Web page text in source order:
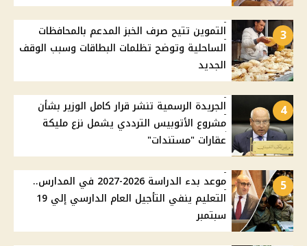
3
التموين تتيح صرف الخبز المدعم بالمحافظات
الساحلية وتوضح تظلمات البطاقات وسبب الوقف
الجديد
4
الجريدة الرسمية تنشر قرار كامل الوزير بشأن
مشروع الأتوبيس الترددي يشمل نزع مليكة
عقارات "مستندات"
5
موعد بدء الدراسة 2026-2027 في المدارس..
التعليم ينفي التأجيل العام الدارسي إلي 19
سبتمبر